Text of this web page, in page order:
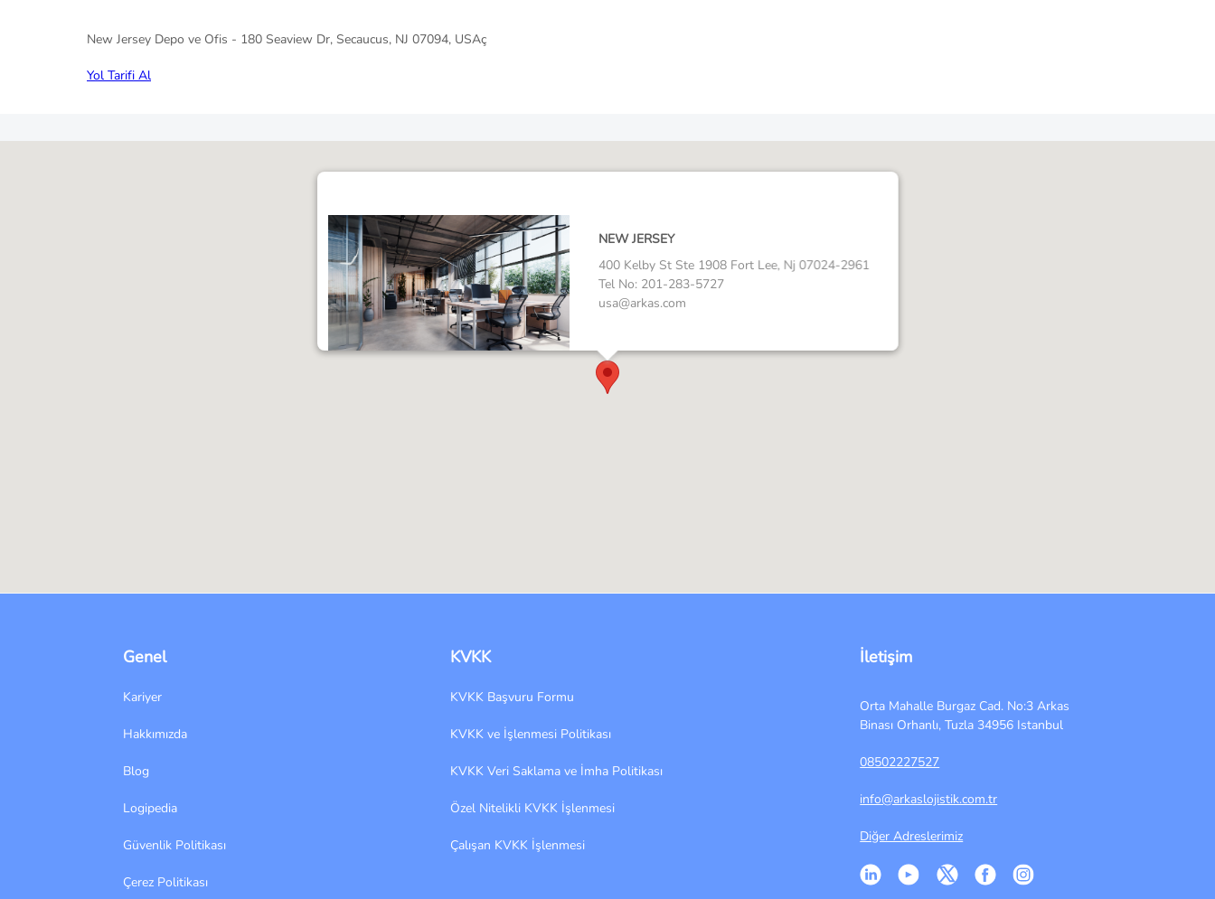
New Jersey Depo ve Ofis - 180 Seaview Dr, Secaucus, NJ 07094, USAç
Yol Tarifi Al
NEW JERSEY
400 Kelby St Ste 1908 Fort Lee, Nj 07024-2961
Tel No: 201-283-5727
usa@arkas.com
Genel
Kariyer
Hakkımızda
Blog
Logipedia
Güvenlik Politikası
Çerez Politikası
KVKK
KVKK Başvuru Formu
KVKK ve İşlenmesi Politikası
KVKK Veri Saklama ve İmha Politikası
Özel Nitelikli KVKK İşlenmesi
Çalışan KVKK İşlenmesi
İletişim
Orta Mahalle Burgaz Cad. No:3 Arkas
Binası Orhanlı, Tuzla 34956 Istanbul
08502227527
info@arkaslojistik.com.tr
Diğer Adreslerimiz